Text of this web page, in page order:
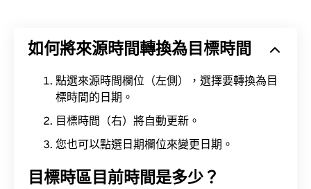
如何將來源時間轉換為目標時間
點選來源時間欄位（左側），選擇要轉換為目
標時間的日期。
目標時間（右）將自動更新。
您也可以點選日期欄位來變更日期。
目標時區目前時間是多少？